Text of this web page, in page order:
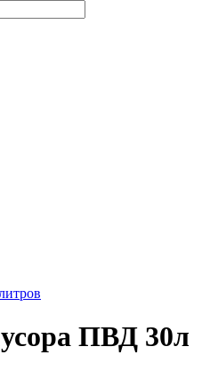
ПВД 30л